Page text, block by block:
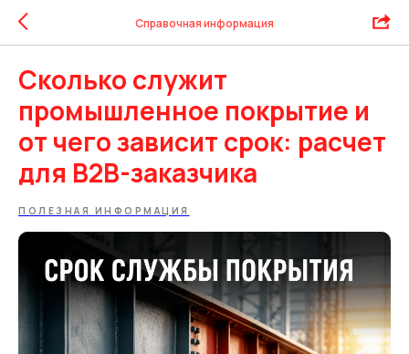
Справочная информация
Сколько служит
промышленное покрытие и
от чего зависит срок: расчет
для B2B-заказчика
ПОЛЕЗНАЯ ИНФОРМАЦИЯ